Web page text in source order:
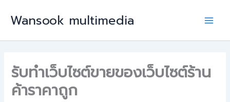
Wansook multimedia
Main
รับทําเว็บไซต์ขายของเว็บไซต์ร้าน
ค้าราคาถูก